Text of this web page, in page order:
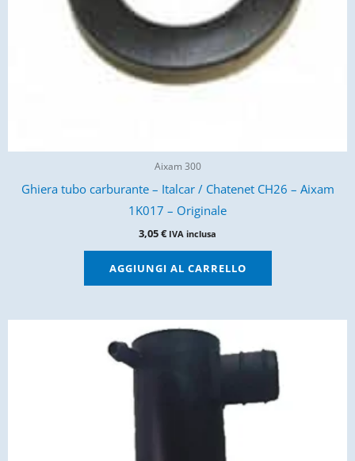
Aixam 300
Ghiera tubo carburante – Italcar / Chatenet CH26 – Aixam
1K017 – Originale
3,05€ IVA inclusa
AGGIUNGI AL CARRELLO